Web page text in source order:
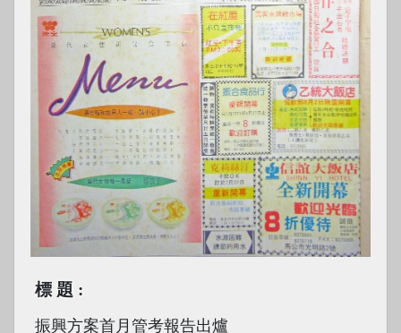
標題
振興方案首月管考報告出爐